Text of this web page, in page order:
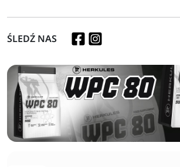
ŚLEDŹ NAS